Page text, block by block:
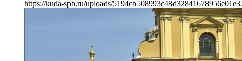
https://kuda-spb.ru/uploads/